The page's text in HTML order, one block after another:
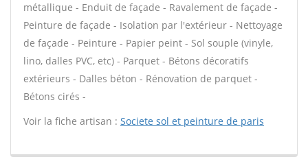
métallique - Enduit de façade - Ravalement de façade -
Peinture de façade - Isolation par l'extérieur - Nettoyage
de façade - Peinture - Papier peint - Sol souple (vinyle,
lino, dalles PVC, etc) - Parquet - Bétons décoratifs
extérieurs - Dalles béton - Rénovation de parquet -
Bétons cirés -
Voir la fiche artisan : Societe sol et peinture de paris